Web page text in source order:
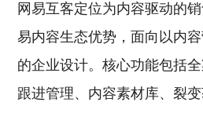
网易互客定位为内容驱动的
易内容生态优势，面向以内
的企业设计。核心功能包括
跟进管理、内容素材库、裂